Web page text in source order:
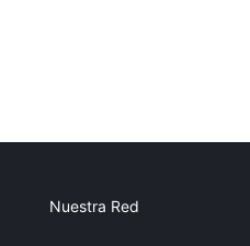
Nuestra Red